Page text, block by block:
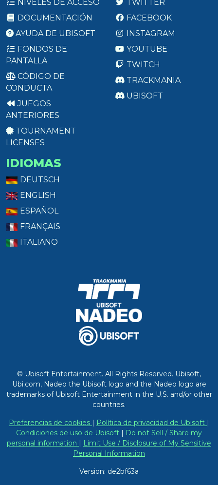
NIVELES DE ACCESO
DOCUMENTACIÓN
AYUDA DE UBISOFT
FONDOS DE
PANTALLA
CÓDIGO DE
CONDUCTA
JUEGOS
ANTERIORES
TOURNAMENT
LICENSES
TWITTER
FACEBOOK
INSTAGRAM
YOUTUBE
TWITCH
TRACKMANIA
UBISOFT
IDIOMAS
DEUTSCH
ENGLISH
ESPAÑOL
FRANÇAIS
ITALIANO
© Ubisoft Entertainment. All Rights Reserved. Ubisoft,
Ubi.com, Nadeo the Ubisoft logo and the Nadeo logo are
trademarks of Ubisoft Entertainment in the U.S. and/or other
countries.
Preferencias de cookies | Política de privacidad de Ubisoft |
Condiciones de uso de Ubisoft | Do not Sell / Share my
personal information | Limit Use / Disclosure of My Sensitive
Personal Information
Version: de2bf63a